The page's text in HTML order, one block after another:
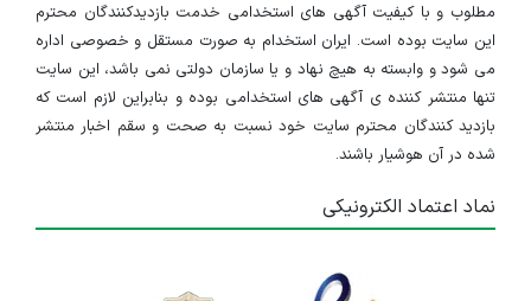
مطلوب و با کیفیت آگهی های استخدامی خدمت بازدیدکنندگان محترم
این سایت بوده است. ایران استخدام به صورت مستقل و خصوصی اداره
می شود و وابسته به هیچ نهاد و یا سازمان دولتی نمی باشد، این سایت
تنها منتشر کننده ی آگهی های استخدامی بوده و بنابراین لازم است که
بازدید کنندگان محترم سایت خود نسبت به صحت و سقم اخبار منتشر
شده در آن هوشیار باشند.
نماد اعتماد الکترونیکی